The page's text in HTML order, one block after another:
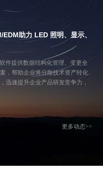
助力 LED 照明、显示、
件提供数据结构化管理、变更全
，帮助企业将分散技术资产转化
迅速提升企业产品研发竞争力，
更多动态>>